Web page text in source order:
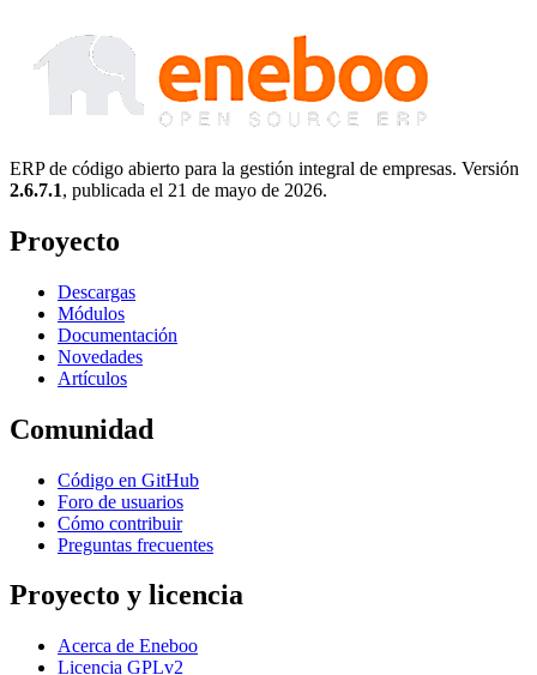
ERP de código abierto para la gestión integral de empresas. Versión
2.6.7.1, publicada el 21 de mayo de 2026.
Proyecto
Descargas
Módulos
Documentación
Novedades
Artículos
Comunidad
Código en GitHub
Foro de usuarios
Cómo contribuir
Preguntas frecuentes
Proyecto y licencia
Acerca de Eneboo
Licencia GPLv2